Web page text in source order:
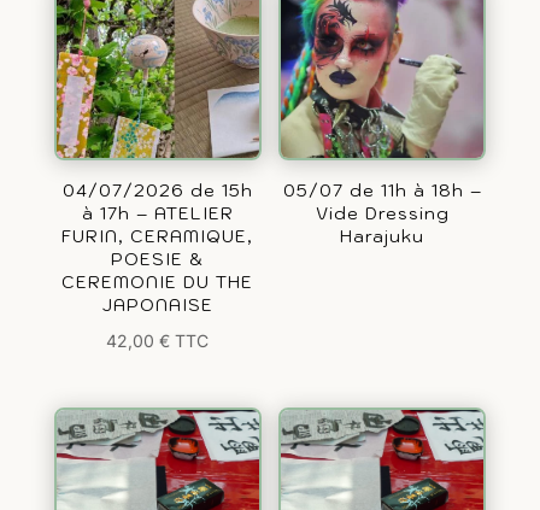
04/07/2026 de 15h
à 17h – ATELIER
FURIN, CERAMIQUE,
POESIE &
CEREMONIE DU THE
JAPONAISE
42,00€ TTC
05/07 de 11h à 18h –
Vide Dressing
Harajuku